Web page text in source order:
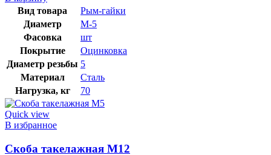
Вид товара
Рым-гайки
Диаметр
М-5
Фасовка
шт
Покрытие
Оцинковка
Диаметр резьбы 5
Материал
Сталь
Нагрузка, кг
70
Quick view
В избранное
Скоба такелажная М12